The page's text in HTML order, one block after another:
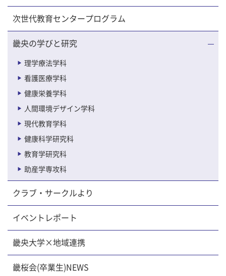
次世代教育センタープログラム
畿央の学びと研究
理学療法学科
看護医療学科
健康栄養学科
人間環境デザイン学科
現代教育学科
健康科学研究科
教育学研究科
助産学専攻科
クラブ・サークルより
イベントレポート
畿央大学×地域連携
畿桜会(卒業生)NEWS